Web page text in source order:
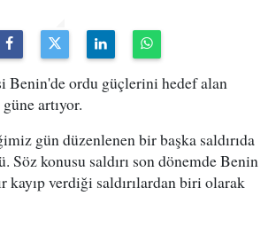
Benin'de ordu güçlerini hedef alan
artıyor.
gün düzenlenen bir başka saldırıda
Söz konusu saldırı son dönemde Benin
kayıp verdiği saldırılardan biri olarak